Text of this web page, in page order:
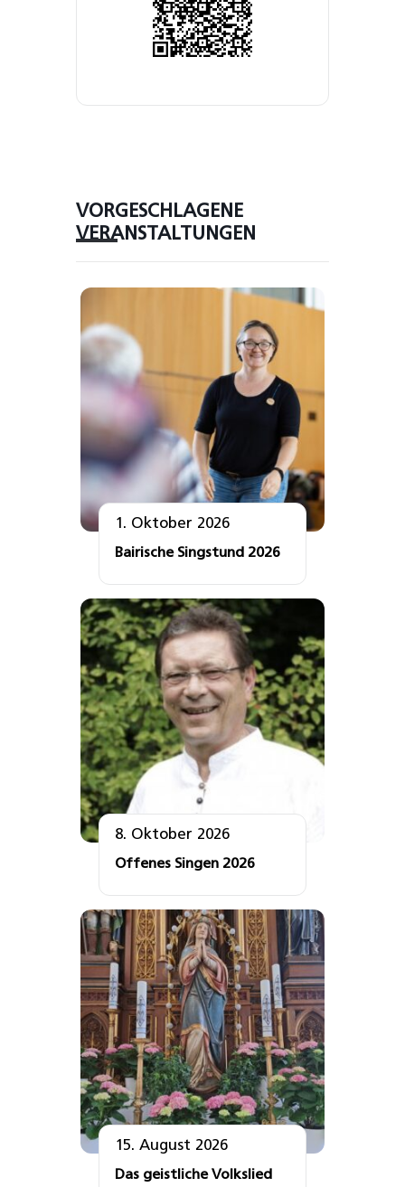
VORGESCHLAGENE
VERANSTALTUNGEN
1. Oktober 2026
Bairische Singstund 2026
8. Oktober 2026
Offenes Singen 2026
15. August 2026
Das geistliche Volkslied